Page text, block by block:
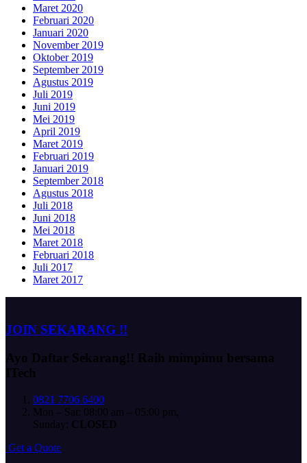
Maret 2020
Februari 2020
Januari 2020
November 2019
Oktober 2019
September 2019
Agustus 2019
Juli 2019
Juni 2019
Mei 2019
April 2019
Maret 2019
Februari 2019
Januari 2019
September 2018
Agustus 2018
Juli 2018
Juni 2018
Mei 2018
Maret 2018
Februari 2018
Juli 2017
Maret 2017
JOIN SEKARANG !!
Ayo Daftar Sekarang!! Raih mimpimu bersama
ITech
0821 7706 6400
Mon – Sat: 08:00 am – 05:00 pm,
Sunday: CLOSED
Get a Quote